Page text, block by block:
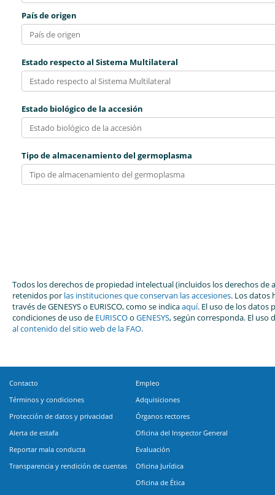
País de origen
Estado respecto al Sistema Multilateral
Estado biológico de la accesión
Tipo de almacenamiento del germoplasma
Todos los derechos de propiedad intelectual (incluidos los derechos
retenidos por las instituciones que conservan las accesiones. Los datos
través de GENESYS o EURISCO, como se indicaaquí. El uso de los datos
condiciones de uso de EURISCOo GENESYS, según corresponda. El uso
al contenido del sitio web de la FAO.
Contacto
Términos y condiciones
Protección de datos y privacidad
Alerta de estafa
Reportar mala conducta
Transparencia y rendición de cuentas
Empleo
Adquisiciones
Órganos rectores
Oficina del Inspector General
Evaluación
Oficina Jurídica
Oficina de Ética